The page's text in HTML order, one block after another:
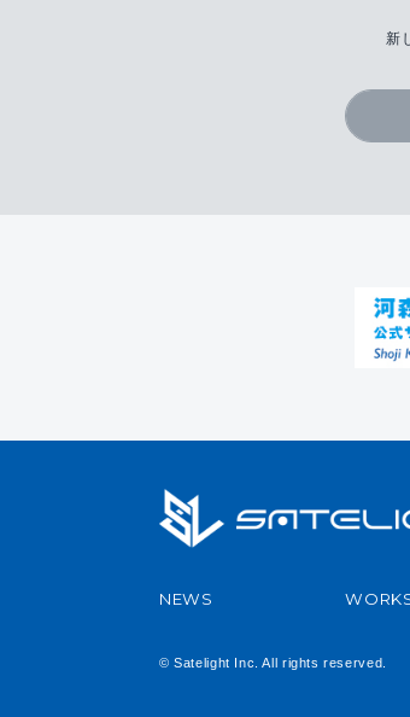
新
NEWS
© Satelight Inc. All rights reserved.